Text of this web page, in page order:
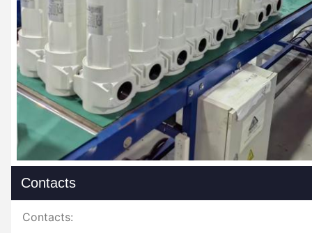
Contacts
Contacts: